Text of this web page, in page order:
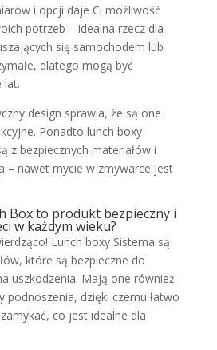
i opcji daje Ci możliwość
potrzeb – idealna rzecz dla
się samochodem lub
dlatego mogą być
lat.
design sprawia, że są one
Ponadto lunch boxy
z bezpiecznych materiałów i
– nawet mycie w zmywarce jest
Box to produkt bezpieczny i
w każdym wieku?
Lunch boxy Sistema są
które są bezpieczne do
uszkodzenia. Mają one również
podnoszenia, dzięki czemu łatwo
co jest idealne dla